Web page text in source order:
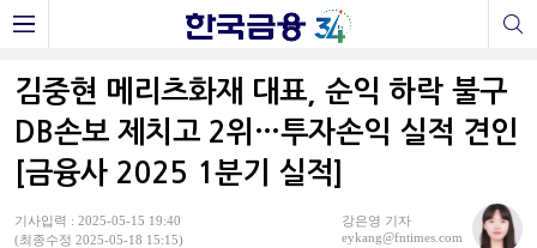
김중현 메리츠화재 대표, 순익 하락 불구
DB손보 제치고 2위…투자손익 실적 견인
[금융사 2025 1분기 실적]
기사입력 : 2025-05-15 19:40
(최종수정 2025-05-18 15:15)
강은영 기자
eykang@fntimes.com